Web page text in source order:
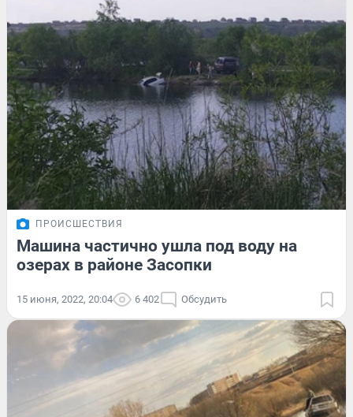
ПРОИСШЕСТВИЯ
Машина частично ушла под воду на
озерах в районе Засопки
15 июня, 2022, 20:04 6 402 Обсудить